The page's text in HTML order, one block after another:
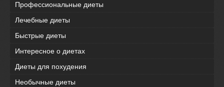
Профессиональные диеты
Лечебные диеты
Быстрые диеты
Интересное о диетах
Диеты для похудения
Необычные диеты